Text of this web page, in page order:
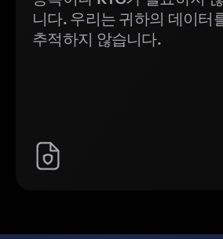
니다. 우리는 귀하의 데이터
추적하지 않습니다.